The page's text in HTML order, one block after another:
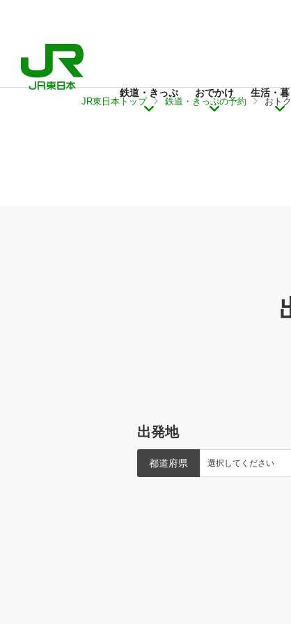
鉄道・きっぷ おでかけ 生活・
JR東日本トップ 鉄道・きっぷの予約 おト
出発地
都道府県